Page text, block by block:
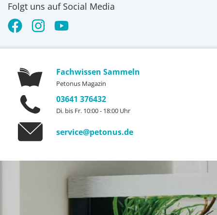
Folgt uns auf Social Media
Fachwissen Sammeln
Petonus Magazin
03641 376432
Di. bis Fr. 10:00 - 18:00 Uhr
service@petonus.de